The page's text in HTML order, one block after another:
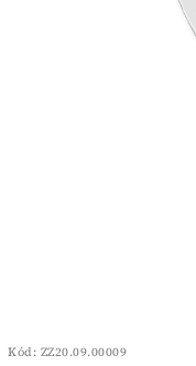
Kód: ZZ20.09.00009